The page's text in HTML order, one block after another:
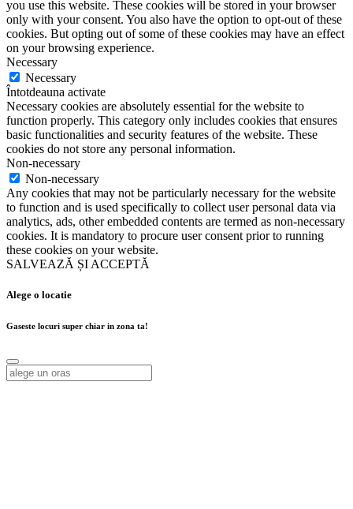
you use this website. These cookies will be stored in your browser
only with your consent. You also have the option to opt-out of these
cookies. But opting out of some of these cookies may have an effect
on your browsing experience.
Necessary
Necessary
Întotdeauna activate
Necessary cookies are absolutely essential for the website to
function properly. This category only includes cookies that ensures
basic functionalities and security features of the website. These
cookies do not store any personal information.
Non-necessary
Non-necessary
Any cookies that may not be particularly necessary for the website
to function and is used specifically to collect user personal data via
analytics, ads, other embedded contents are termed as non-necessary
cookies. It is mandatory to procure user consent prior to running
these cookies on your website.
SALVEAZĂ ȘI ACCEPTĂ
Alege o locatie
Gaseste locuri super chiar in zona ta!
Alege o locatie